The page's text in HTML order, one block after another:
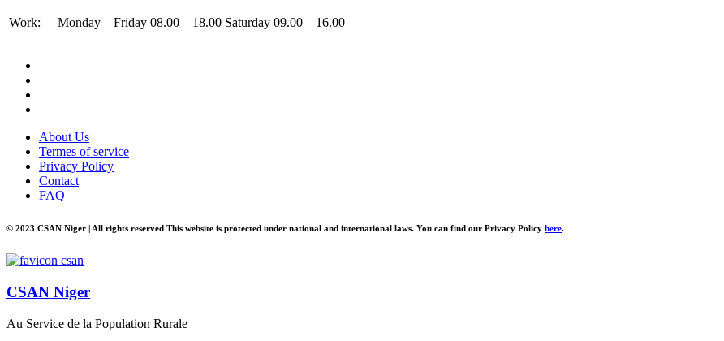
Work: Monday – Friday 08.00 – 18.00 Saturday 09.00 – 16.00
About Us
Termes of service
Privacy Policy
Contact
FAQ
© 2023 CSAN Niger | All rights reserved This website is protected under national and international laws. You can find our Privacy Policy here.
CSAN Niger
Au Service de la Population Rurale